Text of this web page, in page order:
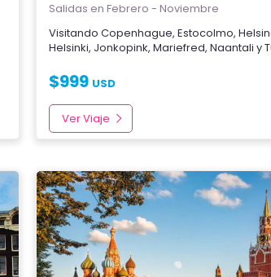
Salidas en Febrero - Noviembre
VisitandoCopenhague,Estocolmo,
Helsinki, Jonkopink,Mariefred,Naantali y
$999 USD
Ver Viaje